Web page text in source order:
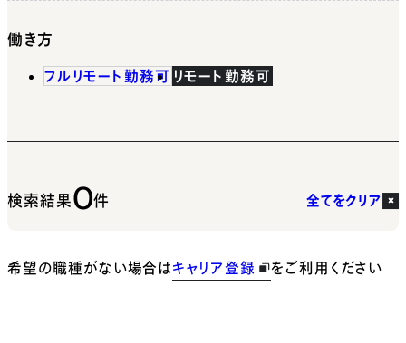
働き方
フルリモート勤務可 リモート勤務可
検索結果0件 全てをクリア
希望の職種がない場合はキャリア登録 をご利用ください